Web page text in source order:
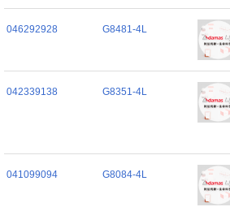
046292928 G8481-4L
042339138 G8351-4L
041099094 G8084-4L